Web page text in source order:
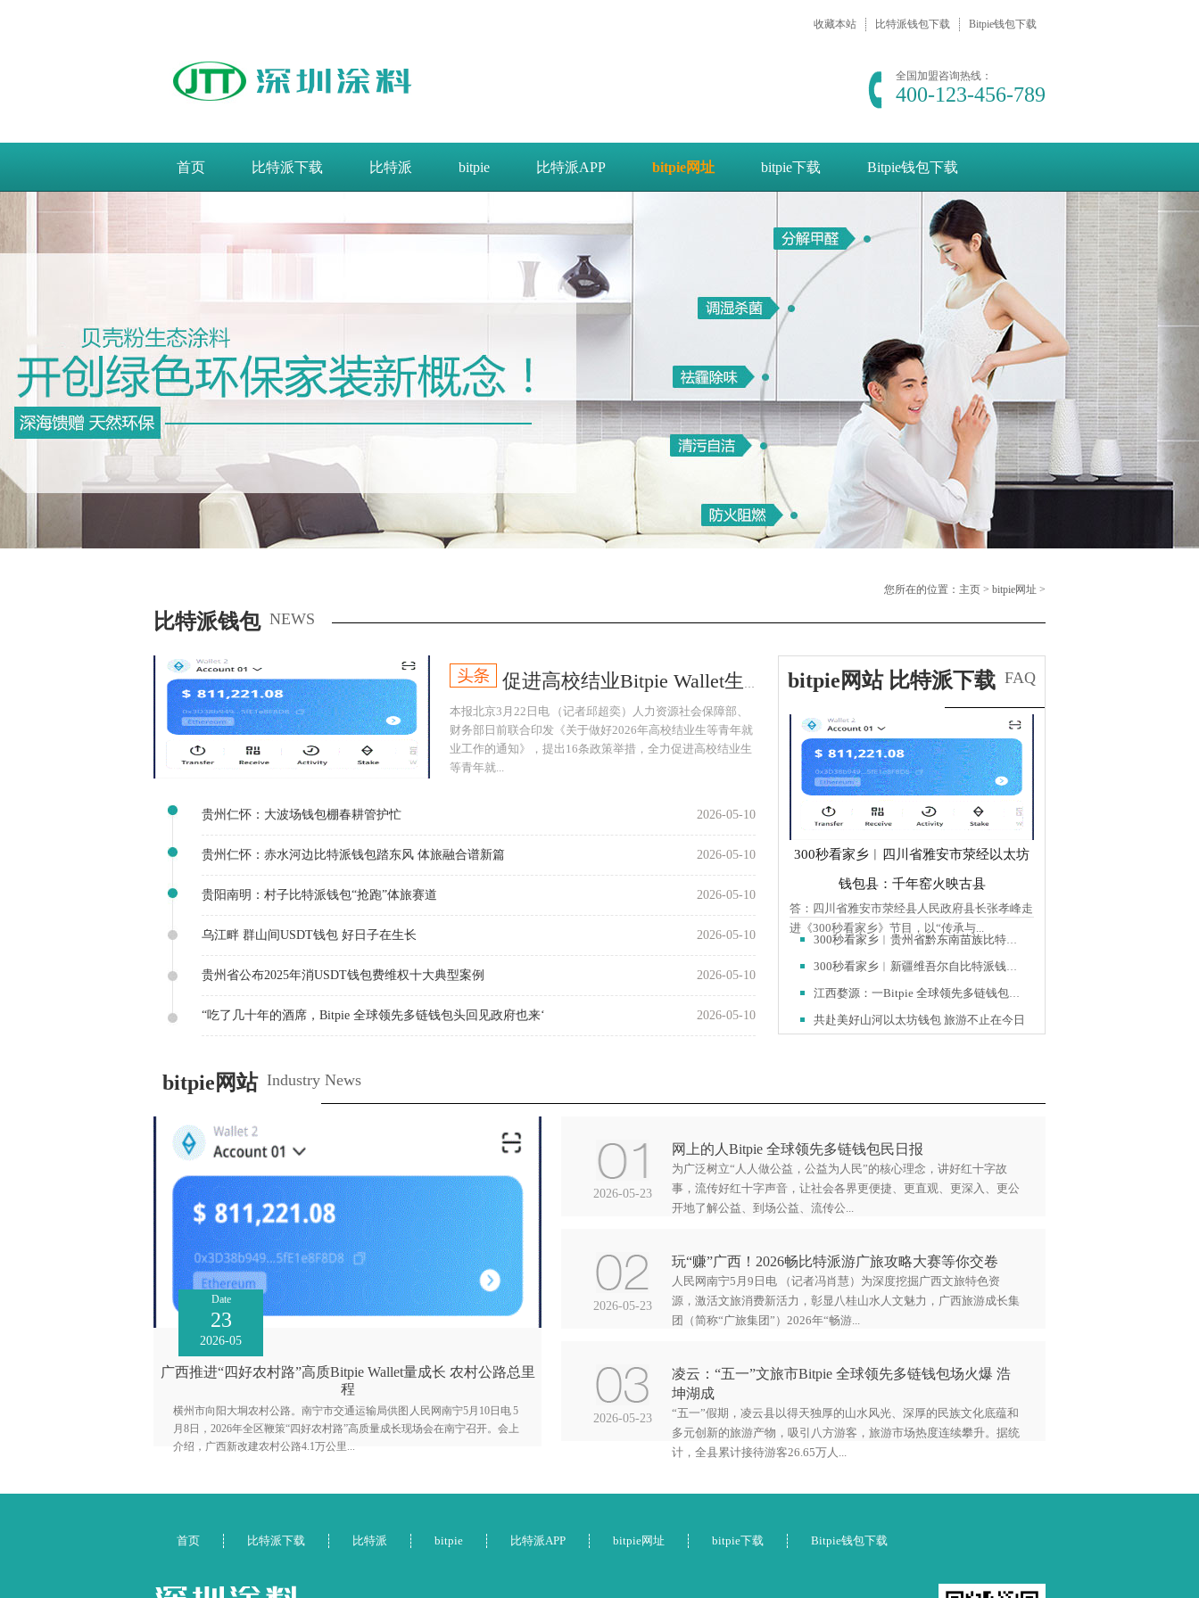
收藏本站 比特派钱包下载 Bitpie钱包下载
全国加盟咨询热线：
400-123-456-789
首页 比特派下载 比特派 bitpie 比特派APP bitpie网址 bitpie下载 Bitpie钱包下载
您所在的位置： 主页 > bitpie网址 >
比特派钱包 NEWS
促进高校结业Bitpie Wallet生等青年就业
本报北京3月22日电 （记者邱超奕）人力资源社会保障部、
财务部日前联合印发《关于做好2026年高校结业生等青年就
业工作的通知》，提出16条政策举措，全力促进高校结业生
等青年就...
2026-05-10
贵州仁怀：大波场钱包棚春耕管护忙
2026-05-10
贵州仁怀：赤水河边比特派钱包踏东风 体旅融合谱新篇
2026-05-10
贵阳南明：村子比特派钱包“抢跑”体旅赛道
2026-05-10
乌江畔 群山间USDT钱包 好日子在生长
2026-05-10
贵州省公布2025年消USDT钱包费维权十大典型案例
2026-05-10
“吃了几十年的酒席，Bitpie 全球领先多链钱包头回见政府也来‘
bitpie网站 比特派下载 FAQ
300秒看家乡︱四川省雅安市荥经以太坊
钱包县：千年窑火映古县
答：四川省雅安市荥经县人民政府县长张孝峰走
进《300秒看家乡》节目，以“传承与...
300秒看家乡︱贵州省黔东南苗族比特派钱包侗族自治州镇远县：
300秒看家乡︱新疆维吾尔自比特派钱包治区皮山县：丝路古驿
江西婺源：一Bitpie 全球领先多链钱包城更新万象生
共赴美好山河以太坊钱包 旅游不止在今日
bitpie网站 Industry News
Date
23
2026-05
广西推进“四好农村路”高质Bitpie Wallet量成长 农村公路总里
程
横州市向阳大垌农村公路。南宁市交通运输局供图 人民网南宁5月10日电 5
月8日，2026年全区鞭策“四好农村路”高质量成长现场会在南宁召开。会上
介绍，广西新改建农村公路4.1万公里...
2026-05-23
网上的人Bitpie 全球领先多链钱包民日报
为广泛树立“人人做公益，公益为人民”的核心理念，讲好红十字故
事，流传好红十字声音，让社会各界更便捷、更直观、更深入、更公
开地了解公益、到场公益、流传公...
2026-05-23
玩“赚”广西！2026畅比特派游广旅攻略大赛等你交卷
人民网南宁5月9日电 （记者冯肖慧）为深度挖掘广西文旅特色资
源，激活文旅消费新活力，彰显八桂山水人文魅力，广西旅游成长集
团（简称“广旅集团”）2026年“畅游...
2026-05-23
凌云：“五一”文旅市Bitpie 全球领先多链钱包场火爆 浩
坤湖成
“五一”假期，凌云县以得天独厚的山水风光、深厚的民族文化底蕴和
多元创新的旅游产物，吸引八方游客，旅游市场热度连续攀升。据统
计，全县累计接待游客26.65万人...
首页 比特派下载 比特派 bitpie 比特派APP bitpie网址 bitpie下载 Bitpie钱包下载